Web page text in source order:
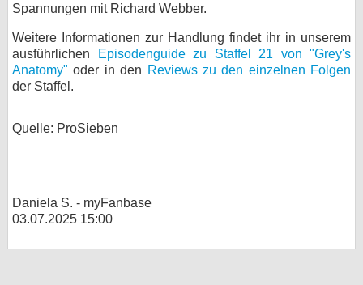
Spannungen mit Richard Webber.
Weitere Informationen zur Handlung findet ihr in unserem
ausführlichen
Episodenguide zu Staffel 21 von "Grey's
Anatomy" oder in den Reviews zu den einzelnen Folgen
der Staffel.
Quelle: ProSieben
Daniela S. - myFanbase
03.07.2025 15:00